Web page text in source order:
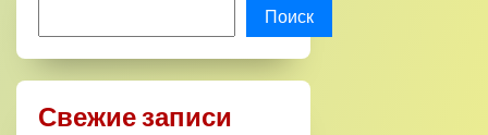
Поиск
Свежие записи